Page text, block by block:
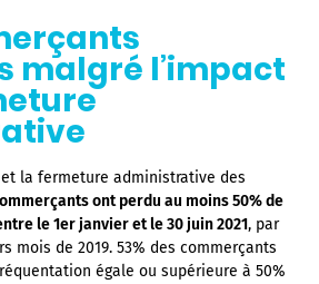
malgré l’impact
la fermeture administrative des
ont perdu au moins 50% de
le 1er janvier et le 30 juin 2021, par
mois de 2019. 53% des commerçants
égale ou supérieure à 50%